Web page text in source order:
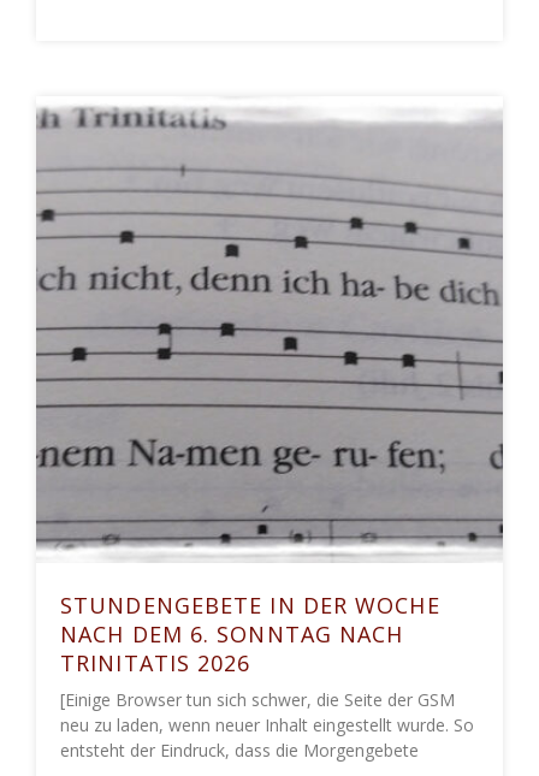
STUNDENGEBETE IN DER WOCHE
NACH DEM 6. SONNTAG NACH
TRINITATIS 2026
[Einige Browser tun sich schwer, die Seite der GSM
neu zu laden, wenn neuer Inhalt eingestellt wurde. So
entsteht der Eindruck, dass die Morgengebete